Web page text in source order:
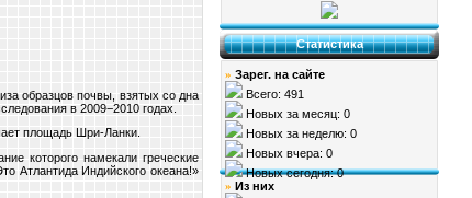
образцов почвы, взятых со дна
в 2009−2010 годах.
площадь Шри-Ланки.
которого намекали греческие
Атлантида Индийского океана!»
Статистика
» Зарег. на сайте
Всего: 491
Новых за месяц: 0
Новых за неделю: 0
Новых вчера: 0
Новых сегодня: 0
» Из них